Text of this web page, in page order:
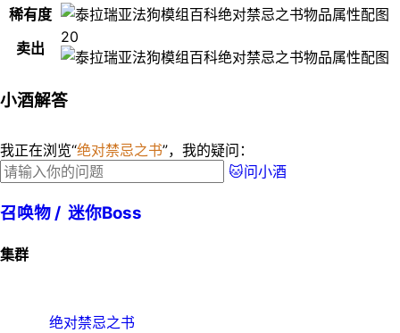
稀有度
卖出
20
小酒解答
我正在浏览“绝对禁忌之书”，我的疑问：
🐱问小酒
召唤物 / 迷你Boss
集群
绝对禁忌之书